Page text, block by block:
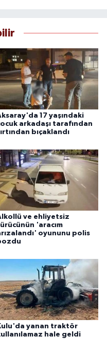
17 yaşındaki
arkadaşı tarafından
bıçaklandı
ve ehliyetsiz
'aracım
oyununu polis
yanan traktör
hale geldi